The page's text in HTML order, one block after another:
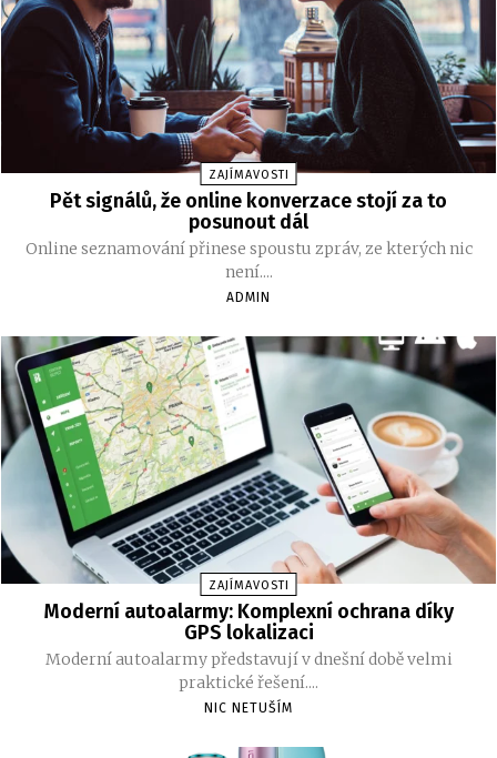
ZAJÍMAVOSTI
Pět signálů, že online konverzace stojí za to
posunout dál
Online seznamování přinese spoustu zpráv, ze kterých nic
není....
ADMIN
ZAJÍMAVOSTI
Moderní autoalarmy: Komplexní ochrana díky
GPS lokalizaci
Moderní autoalarmy představují v dnešní době velmi
praktické řešení....
NIC NETUŠÍM